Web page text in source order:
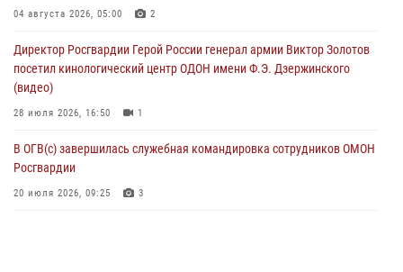
Подмосковье (видео)
Росгвардейцы провели выставку вооружения для участников сбора
«Гвардеец» в Пензе (видео)
06 августа 2026, 12:00
04 августа 2026, 05:00 2
Директор Росгвардии Герой России генерал армии Виктор Золотов
посетил кинологический центр ОДОН имени Ф.Э. Дзержинского
(видео)
28 июля 2026, 16:50 1
В ОГВ(с) завершилась служебная командировка сотрудников ОМОН
Росгвардии
20 июля 2026, 09:25 3